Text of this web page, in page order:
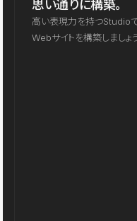
思い通りに構築。
高い表現力を持つStudio
Webサイトを構築しましょう